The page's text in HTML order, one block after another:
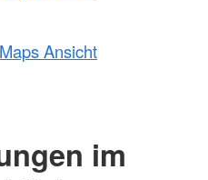
Ansicht
im